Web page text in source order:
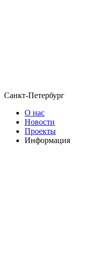
Санкт-Петербург
О нас
Новости
Проекты
Информация